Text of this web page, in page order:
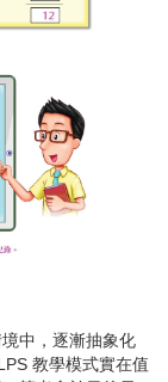
中，逐漸抽象化
教學模式實在值